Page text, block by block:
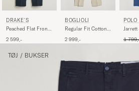
DRAKE'S
Peached Flat Front
2 599,-
BOGLIOLI
Regular Fit Cotton
2 999,-
REN
1
TØJ / BUKSER